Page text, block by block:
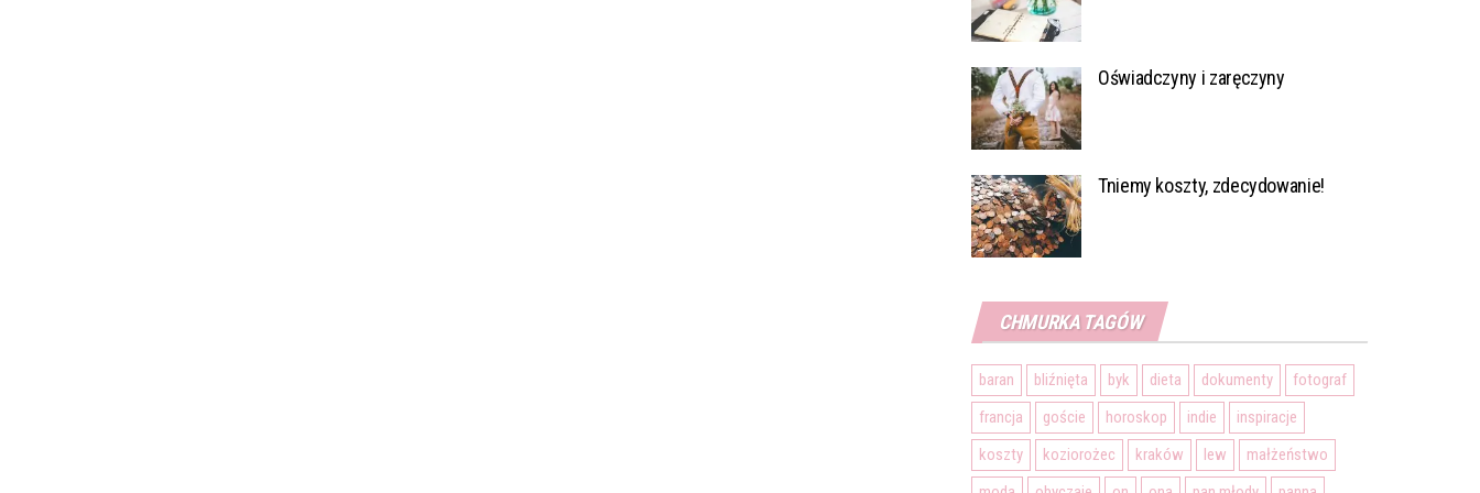
Oświadczyny i zaręczyny
Tniemy koszty, zdecydowanie!
CHMURKA TAGÓW
baran bliźnięta byk dieta dokumenty
fotograf
francja
goście horoskop indie
inspiracje
koszty
koziorożec kraków lew
małżeństwo